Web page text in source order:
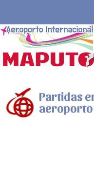
Partidas
aeroporto